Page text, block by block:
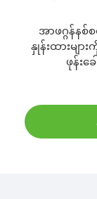
အာဖဂ္ဂန်န
နှုန်းထားမျ
ဖုန်း